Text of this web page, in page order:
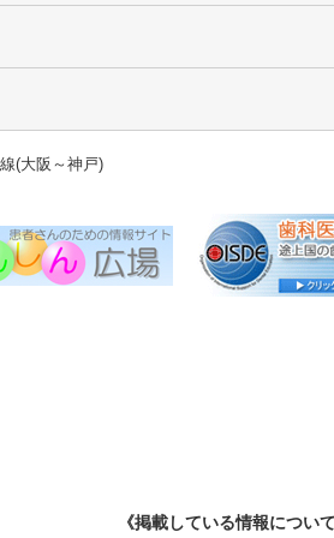
《掲載している情報につい
(大阪～神戸)